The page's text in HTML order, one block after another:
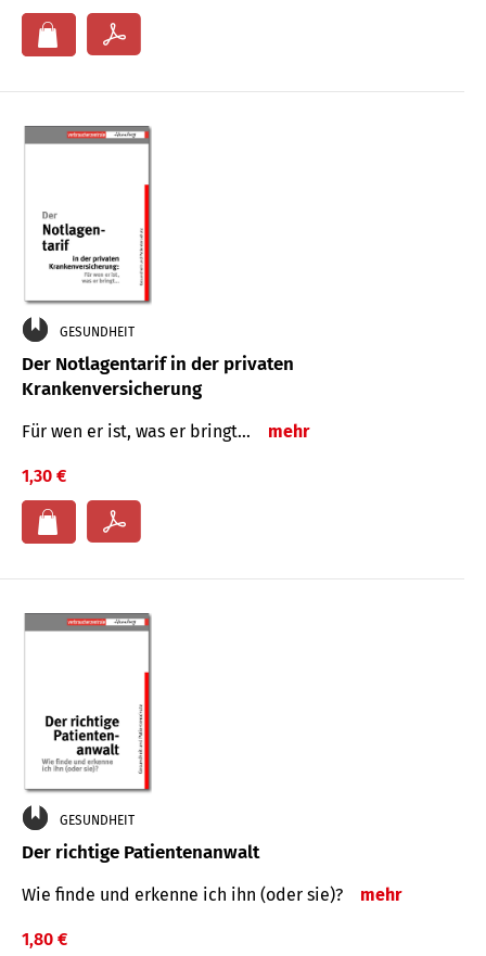
GESUNDHEIT
Der Notlagentarif in der privaten
Krankenversicherung
Für wen er ist, was er bringt… mehr
1,30 €
GESUNDHEIT
Der richtige Patientenanwalt
Wie finde und erkenne ich ihn (oder sie)? mehr
1,80 €